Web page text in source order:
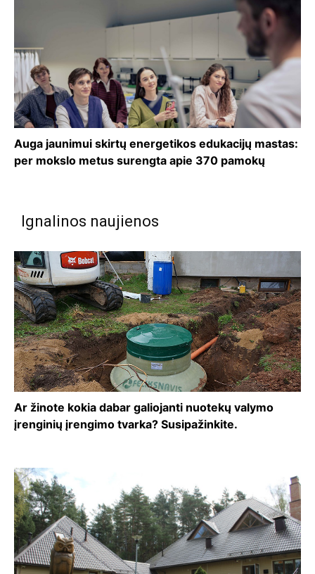
Auga jaunimui skirtų energetikos edukacijų mastas:
per mokslo metus surengta apie 370 pamokų
Ignalinos naujienos
Ar žinote kokia dabar galiojanti nuotekų valymo
įrenginių įrengimo tvarka? Susipažinkite.